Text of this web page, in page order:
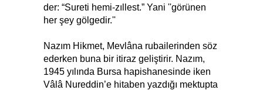
der: “Sureti hemi-zıllest.” Yani ''görünen
her şey gölgedir.''
Nazım Hikmet, Mevlâna rubailerinden söz
ederken buna bir itiraz geliştirir. Nazım,
1945 yılında Bursa hapishanesinde iken
Vâlâ Nureddin’e hitaben yazdığı mektupta